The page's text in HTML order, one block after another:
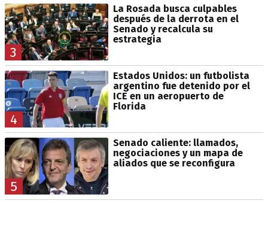
3
La Rosada busca culpables
después de la derrota en el
Senado y recalcula su
estrategia
4
Estados Unidos: un futbolista
argentino fue detenido por el
ICE en un aeropuerto de
Florida
5
Senado caliente: llamados,
negociaciones y un mapa de
aliados que se reconfigura